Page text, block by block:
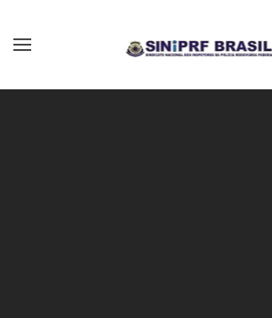
Skip to main content